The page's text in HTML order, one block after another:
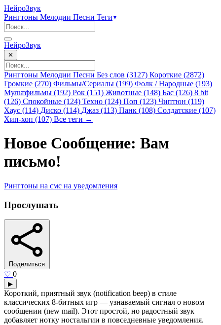
НейроЗвук
Рингтоны Мелодии Песни Теги ▾
НейроЗвук
✕
Рингтоны Мелодии Песни Без слов (3127) Короткие (2872)
Громкие (270) Фильмы/Сериалы (199) Фолк / Народные (193)
Мультфильмы (192) Рок (151) Животные (148) Бас (126) 8 bit
(126) Спокойные (124) Техно (124) Поп (123) Чиптюн (119)
Хаус (114) Диско (114) Джаз (113) Панк (108) Солдатские (107)
Хип-хоп (107) Все теги →
Новое Сообщение: Вам
письмо!
Рингтоны на смс на уведомления
Прослушать
Поделиться
♡ 0
▶
Короткий, приятный звук (notification beep) в стиле
классических 8-битных игр — узнаваемый сигнал о новом
сообщении (new mail). Этот простой, но радостный звук
добавляет нотку ностальгии в повседневные уведомления.